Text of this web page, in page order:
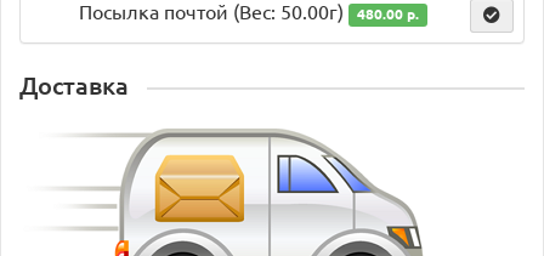
Посылка почтой (Вес: 50.00г) 480.00 р.
Доставка